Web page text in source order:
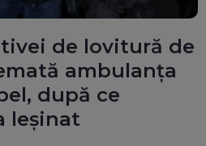
de lovitură de
ambulanța
după ce
leșinat